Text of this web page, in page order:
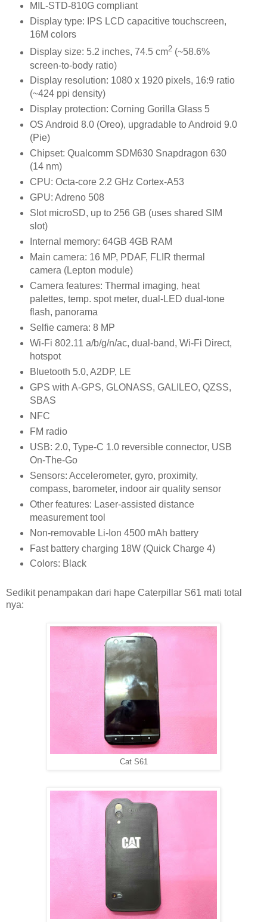
MIL-STD-810G compliant
Display type: IPS LCD capacitive touchscreen,
16M colors
Display size: 5.2 inches, 74.5 cm2(~58.6%
screen-to-body ratio)
Display resolution: 1080 x 1920 pixels, 16:9 ratio
(~424 ppi density)
Display protection: Corning Gorilla Glass 5
OS Android 8.0 (Oreo), upgradable to Android 9.0
(Pie)
Chipset: Qualcomm SDM630 Snapdragon 630
(14 nm)
CPU: Octa-core 2.2 GHz Cortex-A53
GPU: Adreno 508
Slot microSD, up to 256 GB (uses shared SIM
slot)
Internal memory: 64GB 4GB RAM
Main camera: 16 MP, PDAF, FLIR thermal
camera (Lepton module)
Camera features: Thermal imaging, heat
palettes, temp. spot meter, dual-LED dual-tone
flash, panorama
Selfie camera: 8 MP
Wi-Fi 802.11 a/b/g/n/ac, dual-band, Wi-Fi Direct,
hotspot
Bluetooth 5.0, A2DP, LE
GPS with A-GPS, GLONASS, GALILEO, QZSS,
SBAS
NFC
FM radio
USB: 2.0, Type-C 1.0 reversible connector, USB
On-The-Go
Sensors: Accelerometer, gyro, proximity,
compass, barometer, indoor air quality sensor
Other features: Laser-assisted distance
measurement tool
Non-removable Li-Ion 4500 mAh battery
Fast battery charging 18W (Quick Charge 4)
Colors: Black
Sedikit penampakan dari hape Caterpillar S61 mati total
nya:
Cat S61